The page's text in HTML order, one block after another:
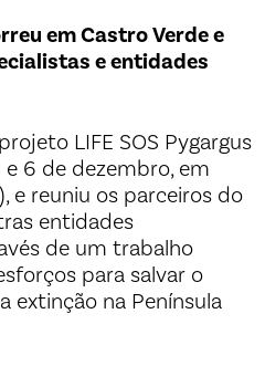
em Castro Verde e
e entidades
LIFE SOS Pygargus
6 de dezembro, em
e reuniu os parceiros do
entidades
de um trabalho
para salvar o
extinção na Península